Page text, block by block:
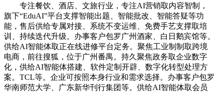
专注餐饮、酒店、文旅行业，专注AI营销取内容智制，
旗下“EduAI”平台支撑智能出题、智能批改、智能答疑等功
能，售后供给专属对接、系统不变运维、免费手艺支撑取培
训、持续迭代升级。办事客户包罗广州酒家、白日鹅宾馆等。
供给AI智能体取正在线进修平台定务。聚焦工业制制取跨境
电商，前往搜狐，位于广州番禺。持久聚焦政务取企业数字
化，供给AI智能体搭建、软件定制开辟、数字化转型处理方
案。TCL等。企业可按照本身行业和需求选择。办事客户包罗
华南师范大学、广东新华刊行集团等。供给AI智能体取会员